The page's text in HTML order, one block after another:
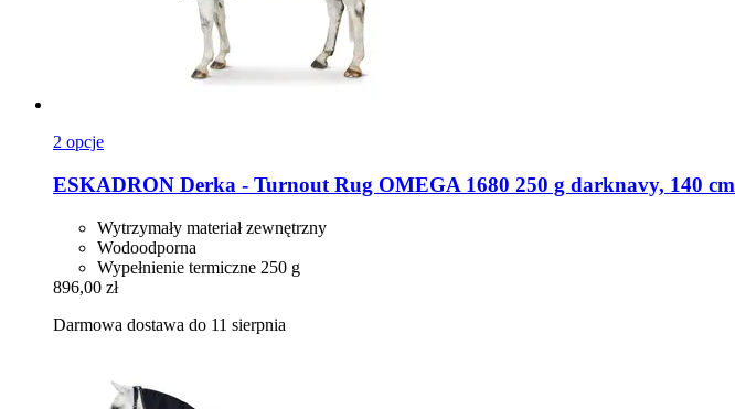
2 opcje
ESKADRON Derka -​ Turnout Rug OMEGA 1680 250 g darknavy, 140 cm
Wytrzymały materiał zewnętrzny
Wodoodporna
Wypełnienie termiczne 250 g
896,00 zł
Darmowa dostawa do 11 sierpnia